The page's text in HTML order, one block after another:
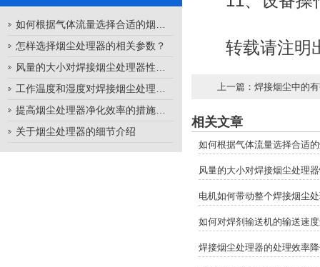
怎样选择烟尘处理器的相关参数？
关于烟尘处理器的细节介绍
转载请注明
上一篇： 焊接烟尘中的
相关文章
如何根据气体流量选择合适
风量的大小对焊接烟尘处理
电机如何带动整个焊接烟尘
如何对焊剂输送机的输送速
焊接烟尘处理器的处理效率